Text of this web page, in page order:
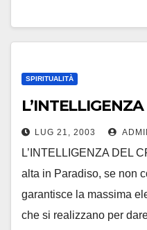
SPIRITUALITÀ
LUG 21, 2003
L’INTELLIGENZA DEL
alta in Paradiso, se non
garantisce la massima
che si realizzano per